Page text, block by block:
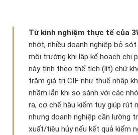
Từ kinh nghiệm thực tế của
nhớt, nhiều doanh nghiệp bỏ
môi trường khi lập kế hoạch chi
này tính theo thể tích (lít) chứ
trăm giá trị CIF như thuế nhập
nhầm lẫn khi so sánh với các
ra, cơ chế hậu kiểm tuy giúp rút
nhưng doanh nghiệp cần lường
xuất/tiêu hủy nếu kết quả kiểm